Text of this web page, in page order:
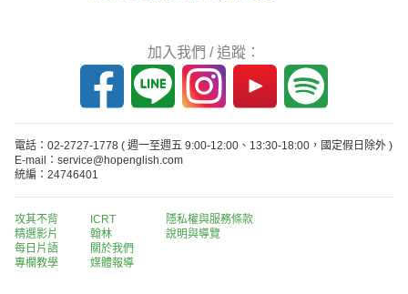
加入我們 / 追蹤：
電話：02-2727-1778 ( 週一至週五 9:00-12:00、13:30-18:00，國定假日除外 )
E-mail：service@hopenglish.com
統編：24746401
攻其不背
精選影片
每日片語
專欄教學
ICRT
翰林
關於我們
媒體報導
隱私權與服務條款
說明與導覽